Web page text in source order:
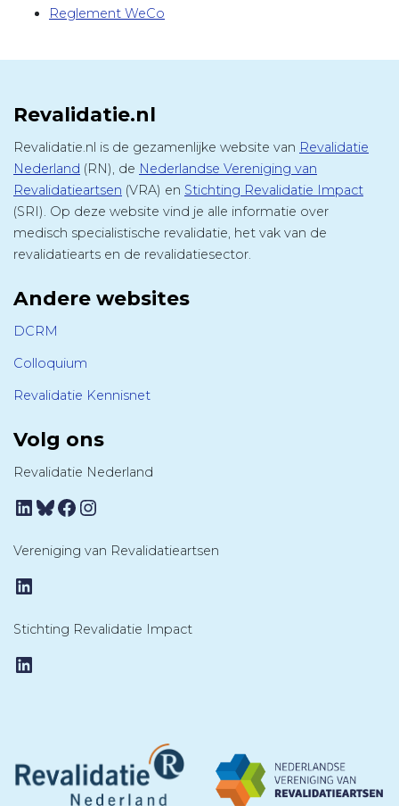
Reglement WeCo
Revalidatie.nl
Revalidatie.nl is de gezamenlijke website van Revalidatie
Nederland (RN), de Nederlandse Vereniging van
Revalidatieartsen (VRA) en Stichting Revalidatie Impact
(SRI). Op deze website vind je alle informatie over
medisch specialistische revalidatie, het vak van de
revalidatiearts en de revalidatiesector.
Andere websites
DCRM
Colloquium
Revalidatie Kennisnet
Volg ons
Revalidatie Nederland
LinkedIn
Bluesky
Facebook
Instagram
Vereniging van Revalidatieartsen
LinkedIn
Stichting Revalidatie Impact
LinkedIn